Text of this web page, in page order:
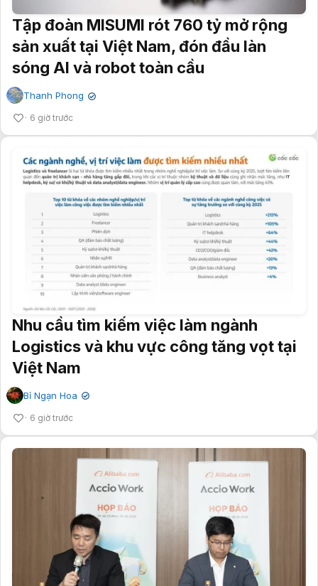
Tập đoàn MISUMI rót 760 tỷ mở rộng
sản xuất tại Việt Nam, đón đầu làn
sóng AI và robot toàn cầu
Thanh Phong ✔
6 giờ trước
Nhu cầu tìm kiếm việc làm ngành
Logistics và khu vực công tăng vọt tại
Việt Nam
Bỉ Ngạn Hoa ✔
6 giờ trước